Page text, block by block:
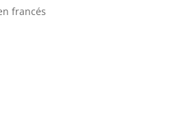
francés